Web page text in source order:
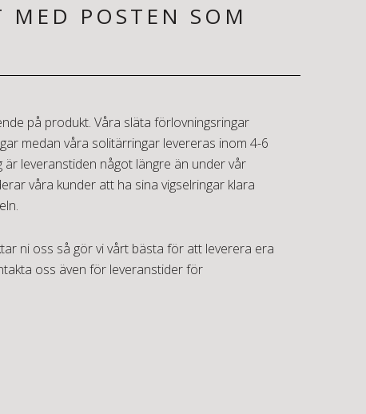
MED POSTEN SOM
på produkt. Våra släta förlovningsringar
medan våra solitärringar levereras inom 4-6
leveranstiden något längre än under vår
våra kunder att ha sina vigselringar klara
ni oss så gör vi vårt bästa för att leverera era
oss även för leveranstider för